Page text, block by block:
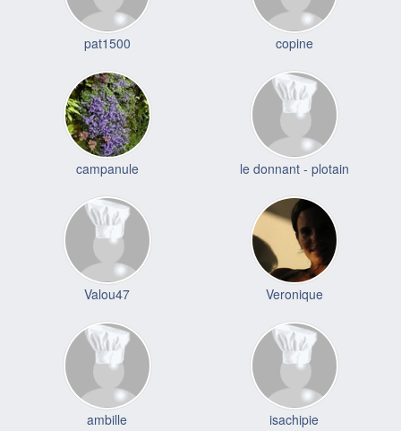
pat1500 copine
campanule le donnant - plotain
Valou47 Veronique
ambille isachipie